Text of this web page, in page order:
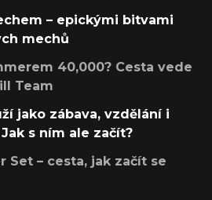
– epickými bitvami
mechů
40,000? Cesta vede
Team
jako zábava, vzdělání i
s ním ale začít?
Set – cesta, jak začít se